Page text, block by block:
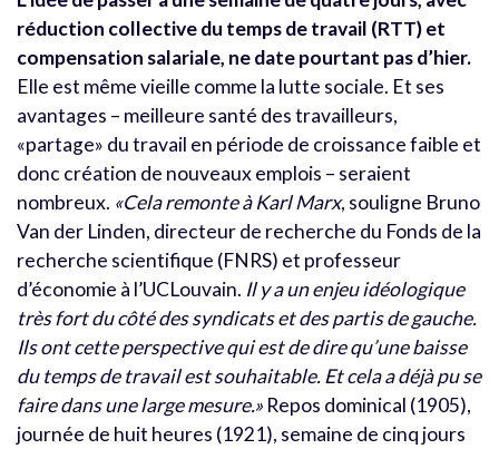
réduction collective du temps de travail (RTT) et
compensation salariale, ne date pourtant pas d’hier.
Elle est même vieille comme la lutte sociale. Et ses
avantages – meilleure santé des travailleurs,
«partage» du travail en période de croissance faible et
donc création de nouveaux emplois – seraient
nombreux. «Cela remonte à Karl Marx, souligne Bruno
Van der Linden, directeur de recherche du Fonds de la
recherche scientifique (FNRS) et professeur
d’économie à l’UCLouvain. Il y a un enjeu idéologique
très fort du côté des syndicats et des partis de gauche.
Ils ont cette perspective qui est de dire qu’une baisse
du temps de travail est souhaitable. Et cela a déjà pu se
faire dans une large mesure.» Repos dominical (1905),
journée de huit heures (1921), semaine de cinq jours